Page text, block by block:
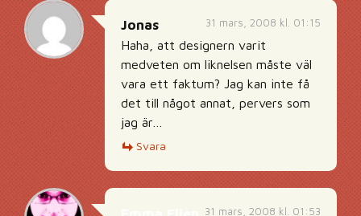
31 mars, 2008 kl. 01:15
Jonas
Haha, att designern varit
medveten om liknelsen måste väl
vara ett faktum? Jag kan inte få
det till något annat, pervers som
jag är…
Svara
31 mars, 2008 kl. 01:53